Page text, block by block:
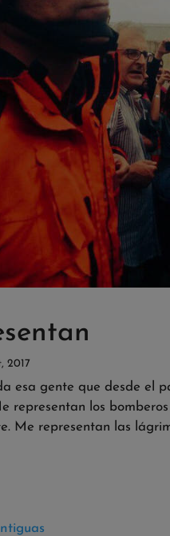
2017
esa gente que desde el
representan los
Me representan las